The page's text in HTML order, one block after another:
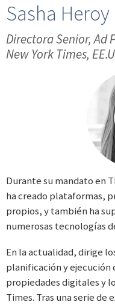
Sasha Heroy
Directora Senior, Ad
New York Times,
Durante su mandato en
ha creado plataformas,
propios, y también ha
numerosas tecnologías
En la actualidad, dirige
planificación y
propiedades digitales y
Times. Tras una serie